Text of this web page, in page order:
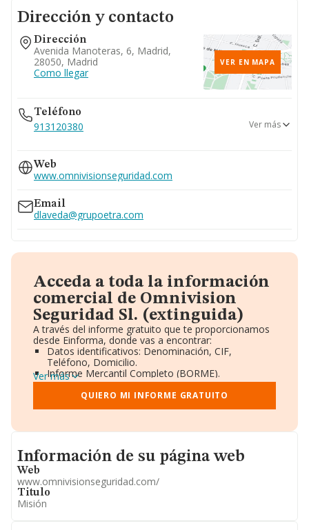
Dirección y contacto
Dirección
Avenida Manoteras, 6, Madrid,
28050, Madrid
Como llegar
VER EN MAPA
Teléfono
913120380
913834120
911863015
918545123
Ver más
Web
www.omnivisionseguridad.com
Email
dlaveda@grupoetra.com
Acceda a toda la información
comercial de Omnivision
Seguridad Sl. (extinguida)
A través del informe gratuito que te proporcionamos
desde Einforma, donde vas a encontrar:
Datos identificativos: Denominación, CIF,
Teléfono, Domicilio.
Informe Mercantil Completo (BORME).
Gráficos de Evolución Ventas y Empleados.
Consejo de Administración y Administradores.
Directivos y Ejecutivos.
Información oficial y registral complementaria.
Ver más
QUIERO MI INFORME GRATUITO
Informacion de su página web
Información de su página web
Web
www.omnivisionseguridad.com/
Titulo
Misión